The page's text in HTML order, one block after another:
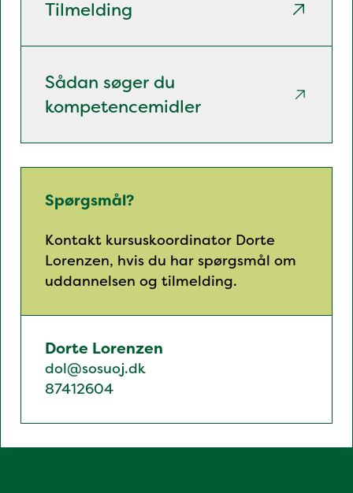
Tilmelding
Sådan søger du
kompetencemidler
Spørgsmål?
Kontakt kursuskoordinator Dorte
Lorenzen, hvis du har spørgsmål om
uddannelsen og tilmelding.
Dorte Lorenzen
dol@sosuoj.dk
87412604